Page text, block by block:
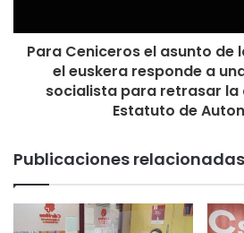
Para Ceniceros el asunto de
el euskera responde a
socialista para retrasar la
Estatuto de
Publicaciones relacionadas